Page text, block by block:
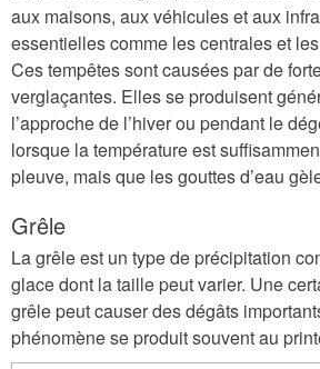
aux maisons, aux véhicules et aux
essentielles comme les centrales et
Ces tempêtes sont causées par de
verglaçantes. Elles se produisent
l’approche de l’hiver ou pendant le
lorsque la température est
pleuve, mais que les gouttes d’eau
Grêle
La grêle est un type de précipitation
glace dont la taille peut varier. Une
grêle peut causer des dégâts
phénomène se produit souvent au